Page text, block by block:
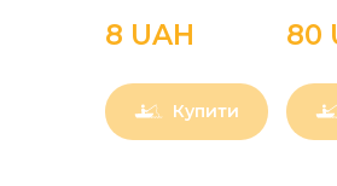
8 UAН
Купити
80